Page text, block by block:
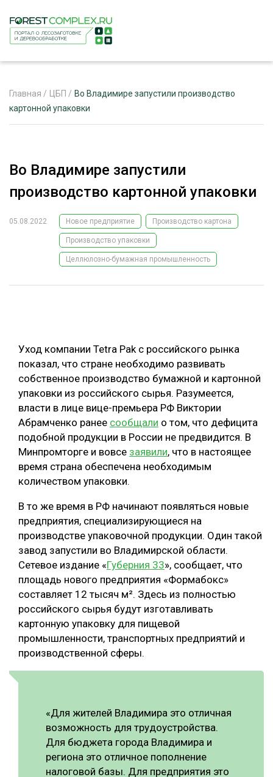
РЕКЛАМОДАТЕЛЯМ
ЛЕСНОЕ ХОЗЯЙСТВО
ЛЕСОЗАГОТОВКА
ЛЕСОВОССТАНОВЛЕНИЕ И ЗАЩИТА
ЛОГИСТИКА
ПРОИЗВОДСТВО ДРЕВЕСНЫХ ПЛИТ
ЦБП
КОМПЛЕКСНАЯ ПЕРЕРАБОТКА
ЛЕСОПИЛЕНИЕ
ДЕРЕВЯННОЕ ДОМОСТРОЕНИЕ
БЕЗОПАСНОЕ ПРОИЗВОДСТВО
СОРТИРОВКА ДРЕВЕСИНЫ
СУШКА ДРЕВЕСИНЫ
МЕБЕЛЬНОЕ ПРОИЗВОДСТВО
ТЕМАТИЧЕСКИЕ ПРОЕКТЫ
ПОДБОРКИ СТАТЕЙ
ЭКСПЕРТНОЕ МНЕНИЕ
Главная / ЦБП / Во Владимире запустили производство
картонной упаковки
Во Владимире запустили
производство картонной упаковки
05.08.2022 Новое предприятие Производство картона
Производство упаковки
Целлюлозно-бумажная промышленность
Уход компании Tetra Pak с российского рынка
показал, что стране необходимо развивать
собственное производство бумажной и картонной
упаковки из российского сырья. Разумеется,
власти в лице вице-премьера РФ Виктории
Абрамченко ранее сообщали о том, что дефицита
подобной продукции в России не предвидится. В
Минпромторге и вовсе заявили, что в настоящее
время страна обеспечена необходимым
количеством упаковки.
В то же время в РФ начинают появляться новые
предприятия, специализирующиеся на
производстве упаковочной продукции. Один такой
завод запустили во Владимирской области.
Сетевое издание «Губерния 33», сообщает, что
площадь нового предприятия «Формабокс»
составляет 12 тысяч м². Здесь из полностью
российского сырья будут изготавливать
картонную упаковку для пищевой
промышленности, транспортных предприятий и
производственной сферы.
«Для жителей Владимира это отличная
возможность для трудоустройства.
Для бюджета города Владимира и
региона это отличное пополнение
налоговой базы. Для предприятия это